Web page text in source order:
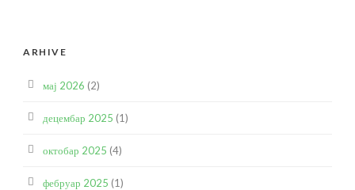
ARHIVE
мај 2026 (2)
децембар 2025 (1)
октобар 2025 (4)
фебруар 2025 (1)